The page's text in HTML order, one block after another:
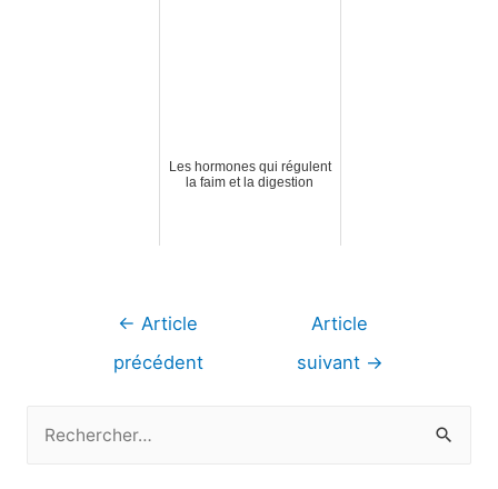
Les hormones qui régulent
la faim et la digestion
Navigation
← Article
précédent
Article
suivant →